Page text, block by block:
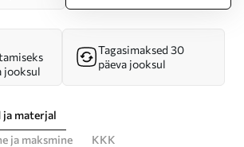
jooksul
Tagasimaksed 30
päeva jooksul
materjal
ja maksmine
KKK